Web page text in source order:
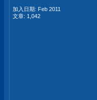
加入日期: Feb 2011
文章: 1,042